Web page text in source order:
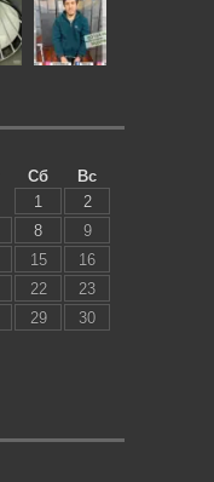
Сб
Вс
1
2
8
9
15
16
22
23
29
30